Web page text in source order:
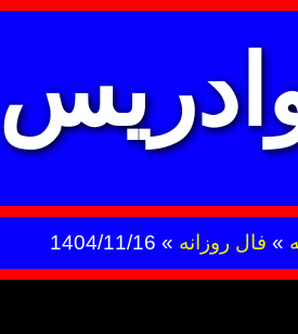
» فال روزانه »
1404/11/16